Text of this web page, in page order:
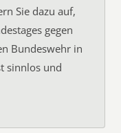
Sie dazu auf,
gegen
Bundeswehr in
sinnlos und